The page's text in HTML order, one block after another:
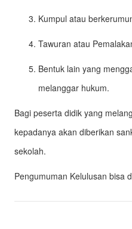
Kumpul atau
Tawuran atau
Bentuk lain yang
melanggar hukum.
Bagi peserta didik yang
kepadanya akan diberikan
sekolah.
Pengumuman Kelulusan bisa